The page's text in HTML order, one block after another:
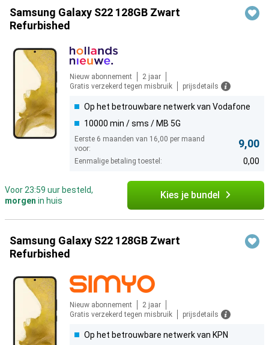
Samsung Galaxy S22 128GB Zwart
Refurbished
Nieuw abonnement
2 jaar
Gratis verzekerd tegen misbruik
prijsdetails
Op het betrouwbare netwerk van Vodafone
10000 min / sms / MB 5G
Eerste 6 maanden van 16,00 per maand
voor:
9,00
Eenmalige betaling toestel: 0,00
Voor 23:59 uur besteld,
morgen in huis Kies je bundel
Samsung Galaxy S22 128GB Zwart
Refurbished
Nieuw abonnement
2 jaar
Gratis verzekerd tegen misbruik
prijsdetails
Op het betrouwbare netwerk van KPN